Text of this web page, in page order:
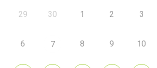
29 30 1 2 3
6 7 8 9 10